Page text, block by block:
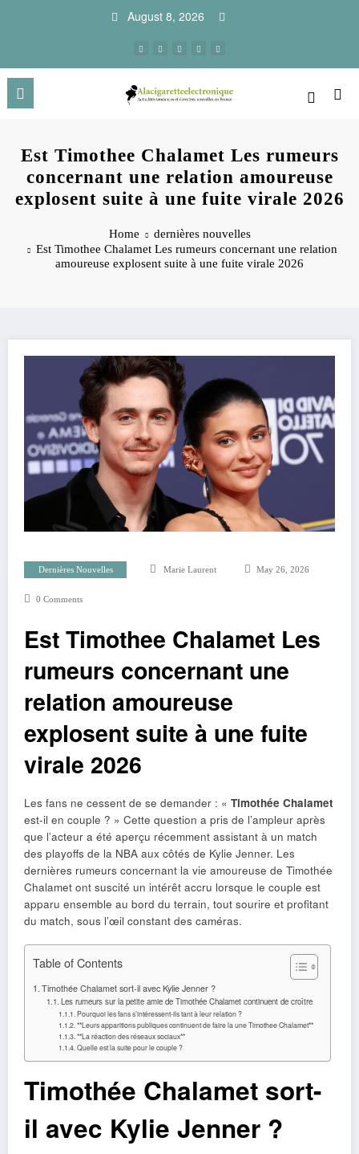
August 8, 2026
Est Timothee Chalamet Les rumeurs
concernant une relation amoureuse
explosent suite à une fuite virale 2026
Home
dernières nouvelles
Est Timothee Chalamet Les rumeurs concernant une relation
amoureuse explosent suite à une fuite virale 2026
Dernières Nouvelles Marie Laurent May 26, 2026
0 Comments
Est Timothee Chalamet Les
rumeurs concernant une
relation amoureuse
explosent suite à une fuite
virale 2026
Les fans ne cessent de se demander : « Timothée Chalamet
est-il en couple ? » Cette question a pris de l’ampleur après
que l’acteur a été aperçu récemment assistant à un match
des playoffs de la NBA aux côtés de Kylie Jenner. Les
dernières rumeurs concernant la vie amoureuse de Timothée
Chalamet ont suscité un intérêt accru lorsque le couple est
apparu ensemble au bord du terrain, tout sourire et profitant
du match, sous l’œil constant des caméras.
Table of Contents
Timothée Chalamet sort-il avec Kylie Jenner ?
Les rumeurs sur la petite amie de Timothée Chalamet continuent de croître
Pourquoi les fans s’intéressent-ils tant à leur relation ?
**Leurs apparitions publiques continuent de faire la une Timothee Chalamet**
**La réaction des réseaux sociaux**
Quelle est la suite pour le couple ?
Timothée Chalamet sort-
il avec Kylie Jenner ?